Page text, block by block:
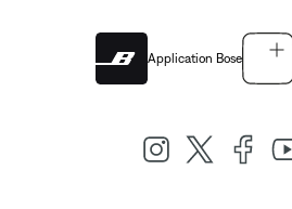
Application Bose